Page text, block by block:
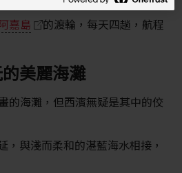
嘉島
的渡輪，每天四趟，航程
美麗海灘
的海灘，但西濱無疑是其中的佼
，與淺而柔和的湛藍海水相接，